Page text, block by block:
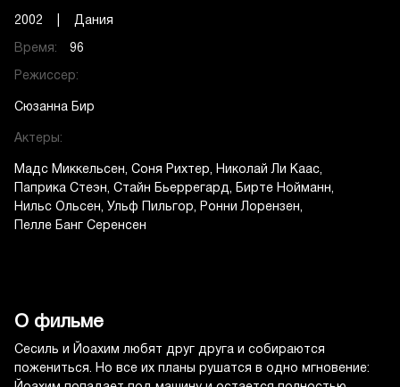
2002 | Дания
Время: 96
Режиссер:
Сюзанна Бир
Актеры:
Мадс Миккельсен Соня Рихтер
Николай Ли Каас
Паприка Стеэн
Стайн Бьеррегард
Бирте Нойманн
Нильс Ольсен
Ульф Пильгор
Ронни Лорензен
Пелле Банг Серенсен
О фильме
Сесиль и Йоахим любят друг друга и собираются
пожениться. Но все их планы рушатся в одно мгновение: